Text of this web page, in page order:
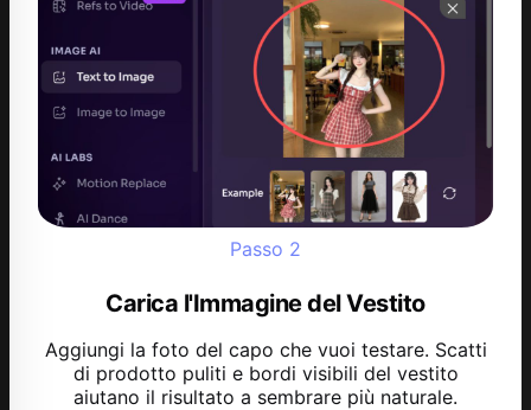
Passo 2
Carica l'Immagine del Vestito
Aggiungi la foto del capo che vuoi testare. Scatti
di prodotto puliti e bordi visibili del vestito
aiutano il risultato a sembrare più naturale.